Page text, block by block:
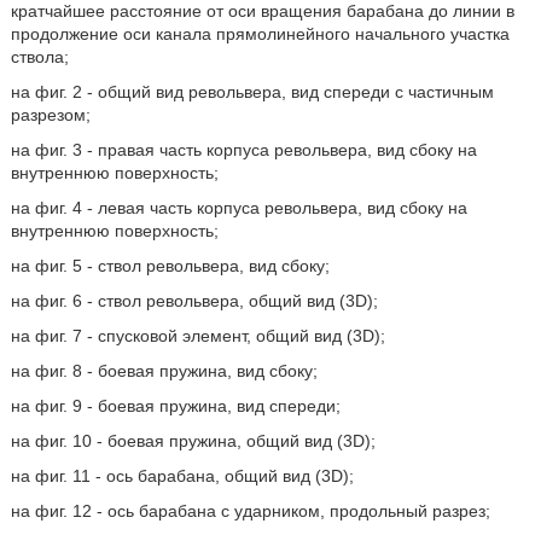
кратчайшее расстояние от оси вращения барабана до линии в
продолжение оси канала прямолинейного начального участка
ствола;
на фиг. 2 - общий вид револьвера, вид спереди с частичным
разрезом;
на фиг. 3 - правая часть корпуса револьвера, вид сбоку на
внутреннюю поверхность;
на фиг. 4 - левая часть корпуса револьвера, вид сбоку на
внутреннюю поверхность;
на фиг. 5 - ствол револьвера, вид сбоку;
на фиг. 6 - ствол револьвера, общий вид (3D);
на фиг. 7 - спусковой элемент, общий вид (3D);
на фиг. 8 - боевая пружина, вид сбоку;
на фиг. 9 - боевая пружина, вид спереди;
на фиг. 10 - боевая пружина, общий вид (3D);
на фиг. 11 - ось барабана, общий вид (3D);
на фиг. 12 - ось барабана с ударником, продольный разрез;